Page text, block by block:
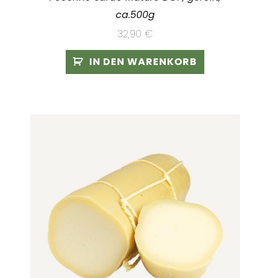
ca.500g
32,90 €
IN DEN WARENKORB